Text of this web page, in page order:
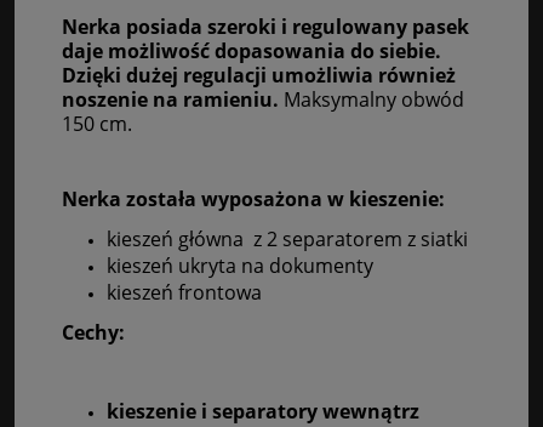
Nerka posiada szeroki i regulowany pasek
daje możliwość dopasowania do siebie.
Dzięki dużej regulacji umożliwia również
noszenie na ramieniu. Maksymalny obwód
150 cm.
Nerka została wyposażona w kieszenie:
kieszeń główna z 2 separatorem z siatki
kieszeń ukryta na dokumenty
kieszeń frontowa
Cechy:
kieszenie i separatory wewnątrz